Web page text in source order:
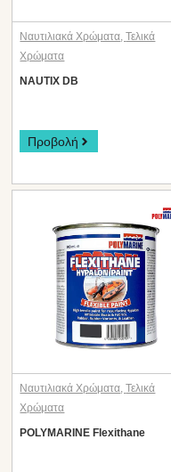
Ναυτιλιακά Χρώματα ,Τελικά
Χρώματα
NAUTIX DB
Προβολή
Ναυτιλιακά Χρώματα,Τελικά
Χρώματα
POLYMARINE Flexithane